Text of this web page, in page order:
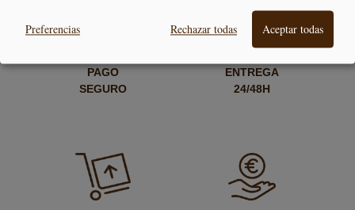
PAGO
SEGURO
ENTREGA
24/48H
Preferencias Rechazar todas Aceptar todas